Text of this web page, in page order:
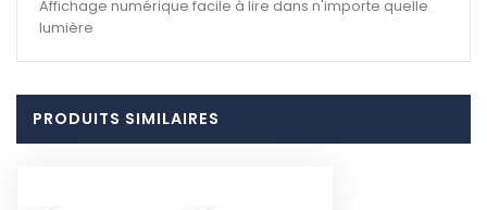
Affichage numérique facile à lire dans n'importe quelle
lumière
PRODUITS SIMILAIRES